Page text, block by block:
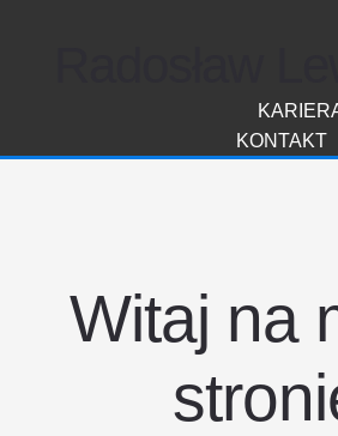
KONTAKT
Witaj na